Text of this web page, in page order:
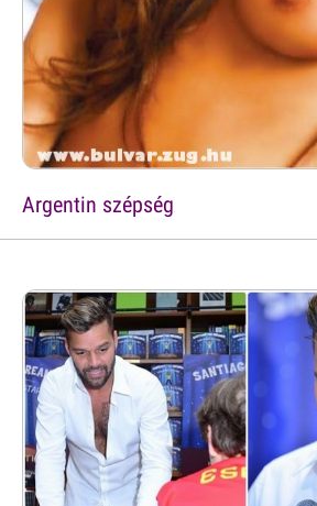
Argentin szépség